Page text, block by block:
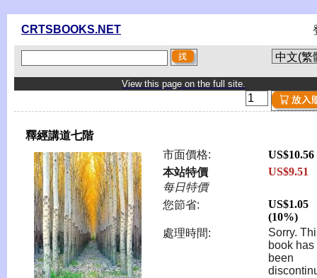
CRTSBOOKS.NET
View this page on the full site.
釋經講道七階
市面價格:
US$10.56
本站特價
每日特價
US$9.51
您節省:
US$1.05
(10%)
處理時間:
Sorry.
book has
been